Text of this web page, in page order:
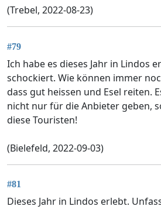
(Trebel, 2022-08-23)
#79
Ich habe es dieses Jahr in Lindos
schockiert. Wie können immer
dass gut heissen und Esel reiten.
nicht nur für die Anbieter geben,
diese Touristen!
(Bielefeld, 2022-09-03)
#81
Dieses Jahr in Lindos erlebt.